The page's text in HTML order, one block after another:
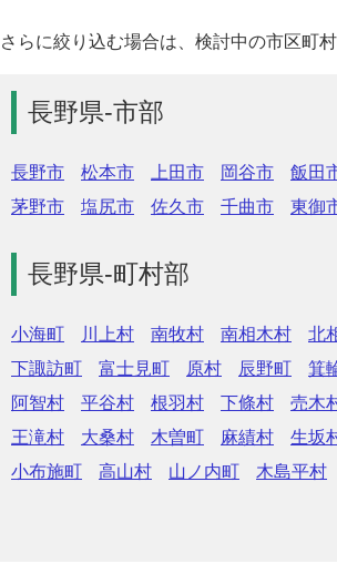
さらに絞り込む場合は、検討中の市区町
長野県-市部
長野市 松本市 上田市 岡谷市 飯田
茅野市
塩尻市 佐久市 千曲市 東御
長野県-町村部
小海町 川上村 南牧村 南相木村 北
下諏訪町
富士見町 原村 辰野町 箕
阿智村
平谷村 根羽村 下條村 売木
王滝村
大桑村 木曽町 麻績村 生坂
小布施町
高山村 山ノ内町 木島平村